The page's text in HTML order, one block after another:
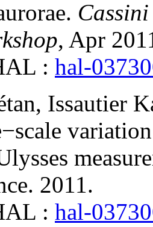
.
, Apr
: hal-
, Issautier
2011.
: hal-